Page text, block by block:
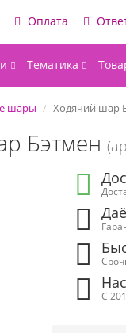
Оплата
Тематика
шары Ходячий шар
Бэтмен
С